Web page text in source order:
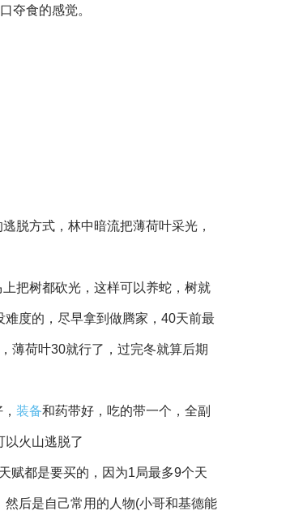
夺食的感觉。
脱方式，林中暗流把薄荷叶采光，
把树都砍光，这样可以养蛇，树就
度的，尽早拿到做腾家，40天前最
薄荷叶30就行了，过完冬就算后期
装备和药带好，吃的带一个，全副
以火山逃脱了
赋都是要买的，因为1局最多9个天
后是自己常用的人物(小哥和基德能